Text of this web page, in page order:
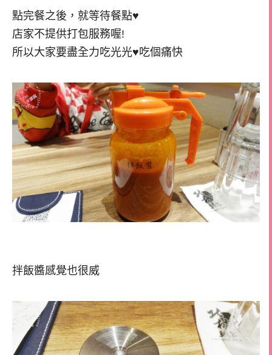
點完餐之後，就等待餐點♥
店家不提供打包服務喔!
所以大家要盡全力吃光光♥吃個痛快
拌飯醬感覺也很威